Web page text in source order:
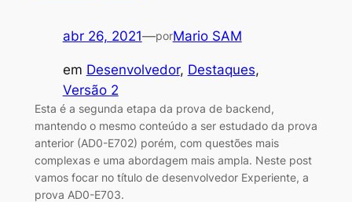
abr 26, 2021—porMario SAM
em Desenvolvedor, Destaques
Versão 2
Esta é a segunda etapa da prova de backend,
mantendo o mesmo conteúdo a ser estudado da prova
anterior (AD0-E702) porém, com questões mais
complexas e uma abordagem mais ampla. Neste post
vamos focar no título de desenvolvedor Experiente, a
prova AD0-E703.